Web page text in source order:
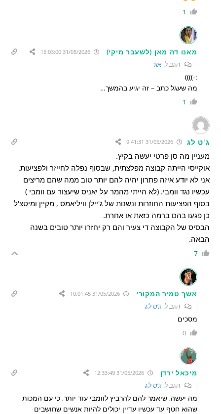
1
מאנו דה מאן (לשעבר מיקי) 31/05/2026 15:03:00
הגב לאור
:-))))
מה שעגל כתב – זה יגיע בהמשך…
1
ג'ט לג
מעניין מה סן פרטי יעשה בקיץ.
אוקייסי הייתה קבוצה מפלצתית, שבסוף נפלה לחייזר ולפציעות.
אני לא יודע איזה פתרון יהיה להם יותר טוב ממה שהם מריצים
עכשיו נגד וומבי. (לא הייתי מהמר על יאניס שיעצור עם וומבי )
בסוף הפציעות החוזרות ונשנות של ג'יילן וויליאמס , מקיין ומיטצ'ל
כן פגעו בהם ברמה כזאת או אחרת.
הבסיס של הקבוצה די צעיר והם רק יחזרו יותר טובים בשנה
הבאה.
7
אשך טמיר המקורי
הגב ל ג'ט לג
מסכים
0
מיכאל ירדן 31/05/2026 12:33:49
הגב ל ג'ט לג
מה יעשה, שיאמר להם להרביץ לוומבי עוד יותר, כי עם המכות
שהוא חטף עד עכשיו עדיין יכולים להיות אנשים שחושבים